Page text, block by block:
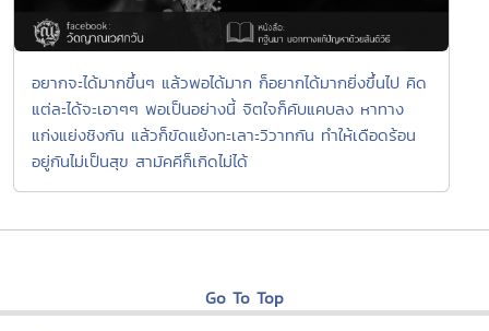
อยากจะได้มากขึ้นๆ แล้วพอได้มาก ก็อยากได้มากยิ่งขึ้นไป คิด
แต่ละได้จะเอาๆๆ พอเป็นอย่างนี้ จิตใจก็คับแคบลง หาทาง
แก่งแย่งชิงกัน แล้วก็ขัดแย้งทะเลาะวิวาทกัน ทำให้เดือดร้อน
อยู่กันไม่เป็นสุข สามัคคีก็เกิดไม่ได้
Go To Top